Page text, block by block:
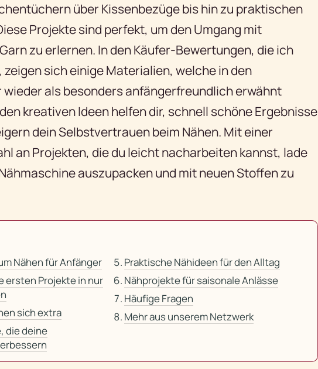
über Kissenbezüge bis hin zu praktischen
Projekte sind perfekt, um den Umgang mit
zu erlernen. In den Käufer-Bewertungen, die ich
sich einige Materialien, welche in den
als besonders anfängerfreundlich erwähnt
kreativen Ideen helfen dir, schnell schöne Ergebnisse
dein Selbstvertrauen beim Nähen. Mit einer
an Projekten, die du leicht nacharbeiten kannst, lade
auszupacken und mit neuen Stoffen zu
Nähen für Anfänger
ersten Projekte in nur
sich extra
die deine
Praktische Nähideen für den Alltag
Nähprojekte für saisonale Anlässe
Häufige Fragen
Mehr aus unserem Netzwerk